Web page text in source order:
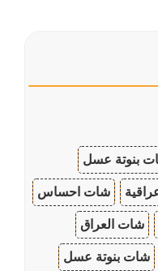
بنوتة عسل
شات احساس
شات العراق
شات بنوتة عسل